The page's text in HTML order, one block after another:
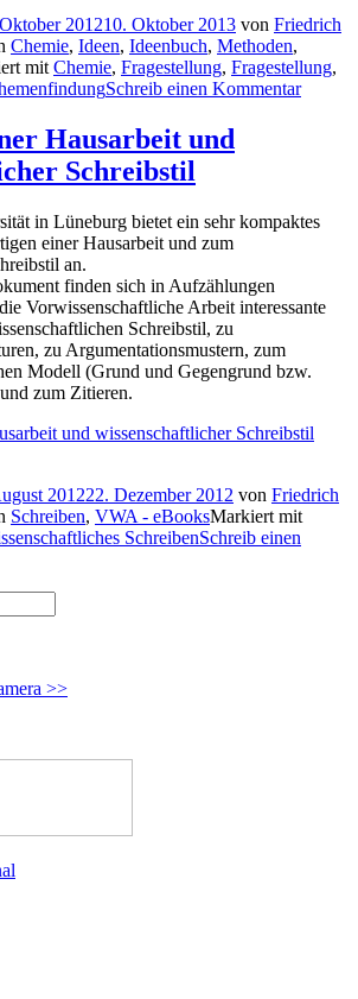
201210. Oktober 2013 von Friedrich
Chemie, Ideen, Ideenbuch, Methoden,
mit Chemie, Fragestellung, Fragestellung,
Schreib einen Kommentar
Hausarbeit und
Schreibstil
in Lüneburg bietet ein sehr kompaktes
einer Hausarbeit und zum
an.
finden sich in Aufzählungen
Vorwissenschaftliche Arbeit interessante
Schreibstil, zu
zu Argumentationsmustern, zum
Modell (Grund und Gegengrund bzw.
zum Zitieren.
und wissenschaftlicher Schreibstil
201222. Dezember 2012 von Friedrich
Schreiben, VWA - eBooksMarkiert mit
SchreibenSchreib einen
>>